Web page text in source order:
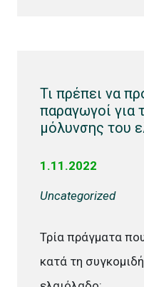
Τι πρέπει να
παραγωγοί για
μόλυνσης του
1.11.2022
Uncategorized
Τρία πράγματα
κατά τη